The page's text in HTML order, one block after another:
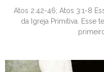
Atos 2:42-46; Atos 3:1-8
da Igreja Primitiva. Esse